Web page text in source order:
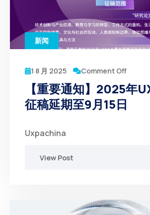
新闻
1 8 月 2025 Comment Off
【重要通知】2025年
征稿延期至9月15日
Uxpachina
View Post